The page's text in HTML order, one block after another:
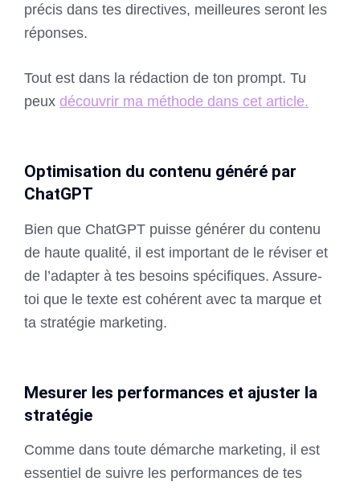
précis dans tes directives, meilleures seront les
réponses.
Tout est dans la rédaction de ton prompt. Tu
peux découvrir ma méthode dans cet article.
Optimisation du contenu généré par
ChatGPT
Bien que ChatGPT puisse générer du contenu
de haute qualité, il est important de le réviser et
de l’adapter à tes besoins spécifiques. Assure-
toi que le texte est cohérent avec ta marque et
ta stratégie marketing.
Mesurer les performances et ajuster la
stratégie
Comme dans toute démarche marketing, il est
essentiel de suivre les performances de tes